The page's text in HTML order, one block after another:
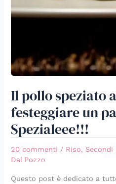
Il pollo speziato
festeggiare un
Spezialeee!!!
20 commenti / Riso,
Dal Pozzo
Questo post è dedicato a